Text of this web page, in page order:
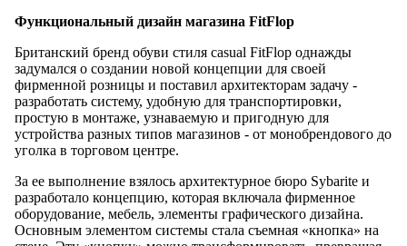
Функциональный дизайн магазина FitFlop
Британский бренд обуви стиля casual FitFlop однажды
задумался о создании новой концепции для своей
фирменной розницы и поставил архитекторам задачу -
разработать систему, удобную для транспортировки,
простую в монтаже, узнаваемую и пригодную для
устройства разных типов магазинов - от монобрендового до
уголка в торговом центре.
За ее выполнение взялось архитектурное бюро Sybarite и
разработало концепцию, которая включала фирменное
оборудование, мебель, элементы графического дизайна.
Основным элементом системы стала съемная «кнопка» на